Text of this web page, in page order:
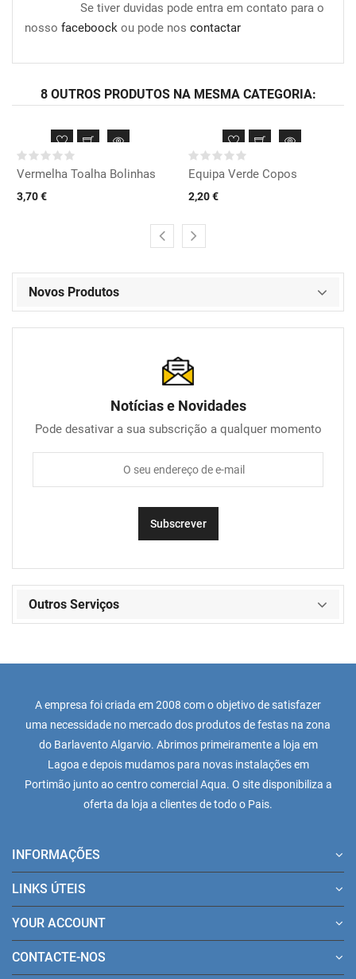
Se tiver duvidas pode entra em contato para o
nosso faceboock ou pode nos contactar
8 OUTROS PRODUTOS NA MESMA CATEGORIA:
Vermelha Toalha Bolinhas
3,70 €
Equipa Verde Copos
2,20 €
Novos Produtos
Notícias e Novidades
Pode desativar a sua subscrição a qualquer momento
Outros Serviços
A empresa foi criada em 2008 com o objetivo de satisfazer
uma necessidade no mercado dos produtos de festas na zona
do Barlavento Algarvio. Abrimos primeiramente a loja em
Lagoa e depois mudamos para novas instalações em
Portimão junto ao centro comercial Aqua. O site disponibiliza a
oferta da loja a clientes de todo o Pais.
INFORMAÇÕES
LINKS ÚTEIS
YOUR ACCOUNT
CONTACTE-NOS